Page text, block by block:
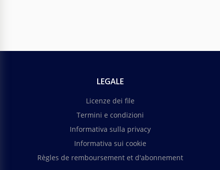
LEGALE
Licenze dei file
Termini e condizioni
Informativa sulla privacy
Informativa sui cookie
Règles de remboursement et d'abonnement